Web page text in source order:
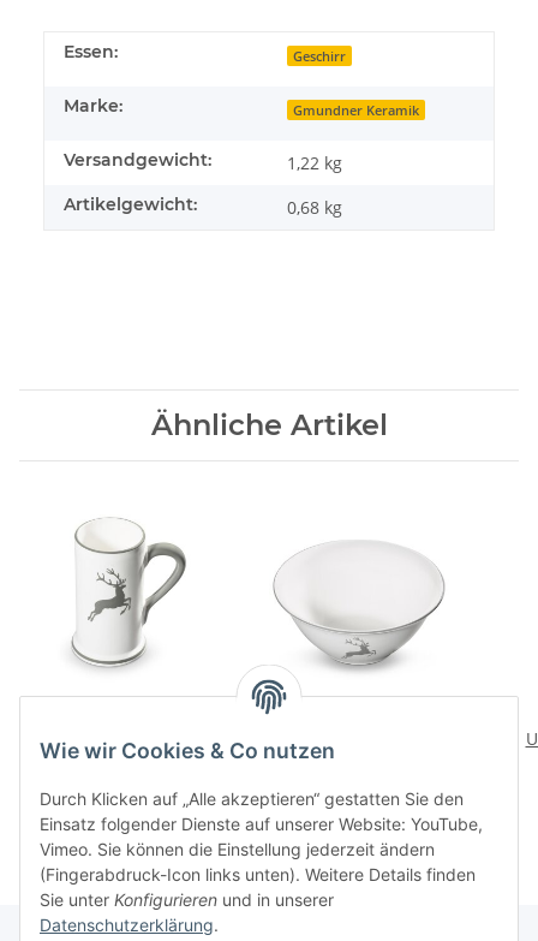
Essen: Geschirr
Marke: Gmundner Keramik
Versandgewicht: 1,22 kg
Artikelgewicht: 0,68 kg
Ähnliche Artikel
0,5l
75,80 CHF*
122,90 CHF
Wie wir Cookies & Co nutzen
Durch Klicken auf „Alle akzeptieren“ gestatten Sie den
Einsatz folgender Dienste auf unserer Website: YouTube,
Vimeo. Sie können die Einstellung jederzeit ändern
(Fingerabdruck-Icon links unten). Weitere Details finden
Sie unter Konfigurieren und in unserer
Datenschutzerklärung.